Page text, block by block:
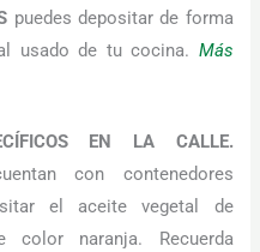
puedes depositar de forma
usado de tu cocina. Más
EN LA CALLE.
con contenedores
el aceite vegetal de
color naranja. Recuerda
funcione la
Para que
mejorar la
funcionalidad
de la web, en